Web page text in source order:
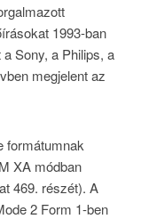
1993-ban
Sony, a Philips, a
megjelent az
formátumnak
XA módban
469. részét). A
2 Form 1-ben